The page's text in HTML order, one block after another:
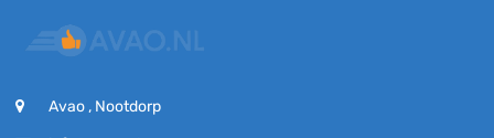
Avao , Nootdorp